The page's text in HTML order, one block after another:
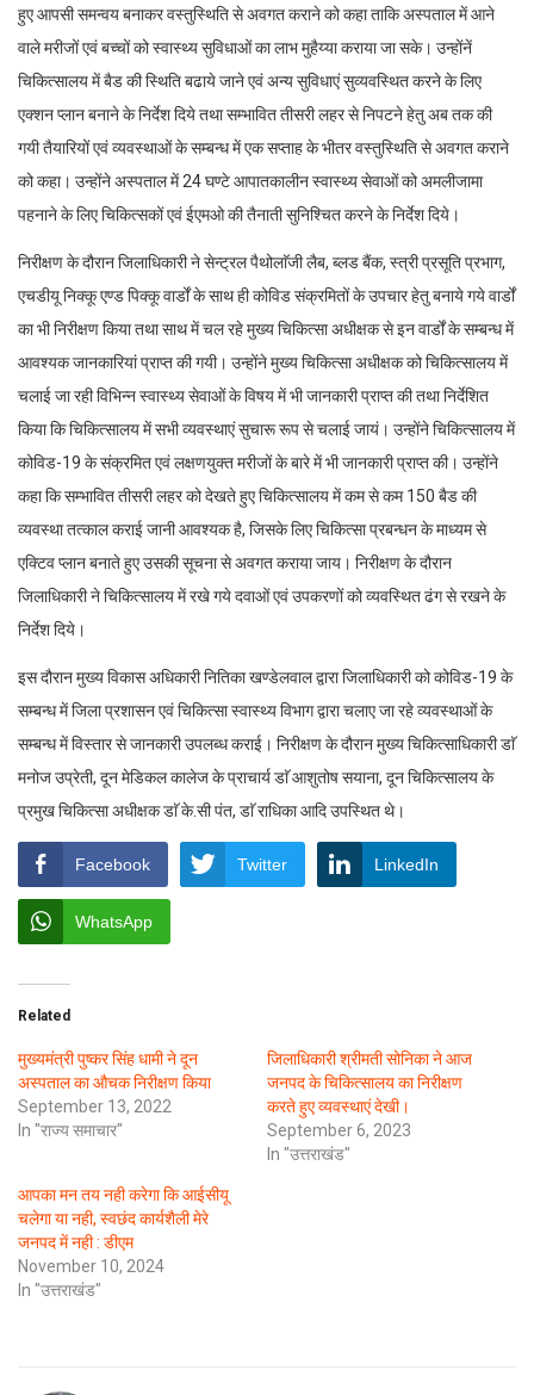
हुए आपसी समन्वय बनाकर वस्तुस्थिति से अवगत कराने को कहा ताकि अस्पताल में आने
वाले मरीजों एवं बच्चों को स्वास्थ्य सुविधाओं का लाभ मुहैय्या कराया जा सके। उन्होंनें
चिकित्सालय में बैड की स्थिति बढाये जाने एवं अन्य सुविधाएं सुव्यवस्थित करने के लिए
एक्शन प्लान बनाने के निर्देश दिये तथा सम्भावित तीसरी लहर से निपटने हेतु अब तक की
गयी तैयारियों एवं व्यवस्थाओं के सम्बन्ध में एक सप्ताह के भीतर वस्तुस्थिति से अवगत कराने
को कहा। उन्होंने अस्पताल में 24 घण्टे आपातकालीन स्वास्थ्य सेवाओं को अमलीजामा
पहनाने के लिए चिकित्सकों एवं ईएमओ की तैनाती सुनिश्चित करने के निर्देश दिये।
निरीक्षण के दौरान जिलाधिकारी ने सेन्ट्रल पैथोलाॅजी लैब, ब्लड बैंक, स्त्री प्रसूति प्रभाग,
एचडीयू निक्कू एण्ड पिक्कू वार्डों के साथ ही कोविड संक्रमितों के उपचार हेतु बनाये गये वार्डों
का भी निरीक्षण किया तथा साथ में चल रहे मुख्य चिकित्सा अधीक्षक से इन वार्डों के सम्बन्ध में
आवश्यक जानकारियां प्राप्त की गयी। उन्होंने मुख्य चिकित्सा अधीक्षक को चिकित्सालय में
चलाई जा रही विभिन्न स्वास्थ्य सेवाओं के विषय में भी जानकारी प्राप्त की तथा निर्देशित
किया कि चिकित्सालय में सभी व्यवस्थाएं सुचारू रूप से चलाई जायं। उन्होंने चिकित्सालय में
कोविड-19 के संक्रमित एवं लक्षणयुक्त मरीजों के बारे में भी जानकारी प्राप्त की। उन्होंने
कहा कि सम्भावित तीसरी लहर को देखते हुए चिकित्सालय में कम से कम 150 बैड की
व्यवस्था तत्काल कराई जानी आवश्यक है, जिसके लिए चिकित्सा प्रबन्धन के माध्यम से
एक्टिव प्लान बनाते हुए उसकी सूचना से अवगत कराया जाय। निरीक्षण के दौरान
जिलाधिकारी ने चिकित्सालय में रखे गये दवाओं एवं उपकरणों को व्यवस्थित ढंग से रखने के
निर्देश दिये।
इस दौरान मुख्य विकास अधिकारी नितिका खण्डेलवाल द्वारा जिलाधिकारी को कोविड-19 के
सम्बन्ध में जिला प्रशासन एवं चिकित्सा स्वास्थ्य विभाग द्वारा चलाए जा रहे व्यवस्थाओं के
सम्बन्ध में विस्तार से जानकारी उपलब्ध कराई। निरीक्षण के दौरान मुख्य चिकित्साधिकारी डाॅ
मनोज उप्रेती, दून मेडिकल कालेज के प्राचार्य डाॅ आशुतोष सयाना, दून चिकित्सालय के
प्रमुख चिकित्सा अधीक्षक डाॅ के.सी पंत, डाॅ राधिका आदि उपस्थित थे।
Facebook Twitter LinkedIn
WhatsApp
Related
मुख्यमंत्री पुष्कर सिंह धामी ने दून
अस्पताल का औचक निरीक्षण किया
September 13, 2022
In "राज्य समाचार"
जिलाधिकारी श्रीमती सोनिका ने आज
जनपद के चिकित्सालय का निरीक्षण
करते हुए व्यवस्थाएं देखी।
September 6, 2023
In "उत्तराखंड"
आपका मन तय नही करेगा कि आईसीयू
चलेगा या नही, स्वछंद कार्यशैली मेरे
जनपद में नही : डीएम
November 10, 2024
In "उत्तराखंड"